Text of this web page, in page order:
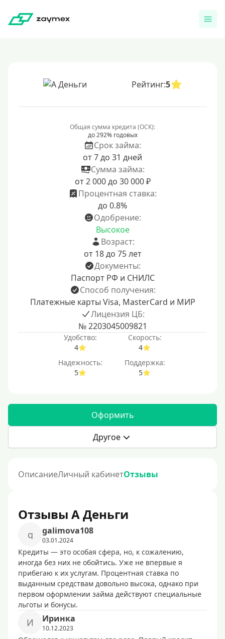
Рейтинг:5
Общая сумма кредита (ОСК):
до 292% годовых
Срок займа:
от 7 до 31 дней
Сумма займа:
от 2 000 до 30 000 ₽
Процентная ставка:
до 0.8%
Одобрение:
Высокое
Возраст:
от 18 до 75 лет
Документы:
Паспорт РФ и СНИЛС
Способ получения:
Платежные карты Visa, MasterCard и МИР
Лицензия ЦБ:
№ 2203045009821
Удобство:
4
Скорость:
4
Надежность:
5
Поддержка:
5
Оформить
Другое
ОписаниеЛичный кабинетОтзывы
Отзывы А Деньги
g galimova108
03.01.2024
Кредиты — это особая сфера, но, к сожалению,
иногда без них не обойтись. Уже не впервые я
прибегаю к их услугам. Процентная ставка по
выданным средствам довольно высока, однако при
первом оформлении займа действуют специальные
льготы и бонусы.
И Иринка
10.12.2023